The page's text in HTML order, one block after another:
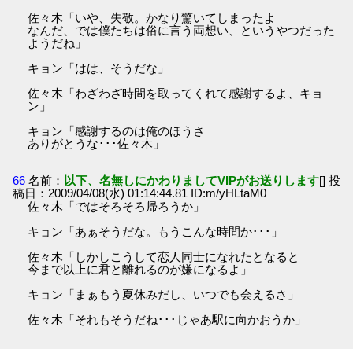
佐々木「いや、失敬。かなり驚いてしまったよ
なんだ、では僕たちは俗に言う両想い、というやつだった
ようだね」
キョン「はは、そうだな」
佐々木「わざわざ時間を取ってくれて感謝するよ、キョ
ン」
キョン「感謝するのは俺のほうさ
ありがとうな･･･佐々木」
66 名前： 以下、名無しにかわりましてVIPがお送りします[] 投
稿日：2009/04/08(水) 01:14:44.81 ID:m/yHLtaM0
佐々木「ではそろそろ帰ろうか」
キョン「あぁそうだな。もうこんな時間か･･･」
佐々木「しかしこうして恋人同士になれたとなると
今まで以上に君と離れるのが嫌になるよ」
キョン「まぁもう夏休みだし、いつでも会えるさ」
佐々木「それもそうだね･･･じゃあ駅に向かおうか」